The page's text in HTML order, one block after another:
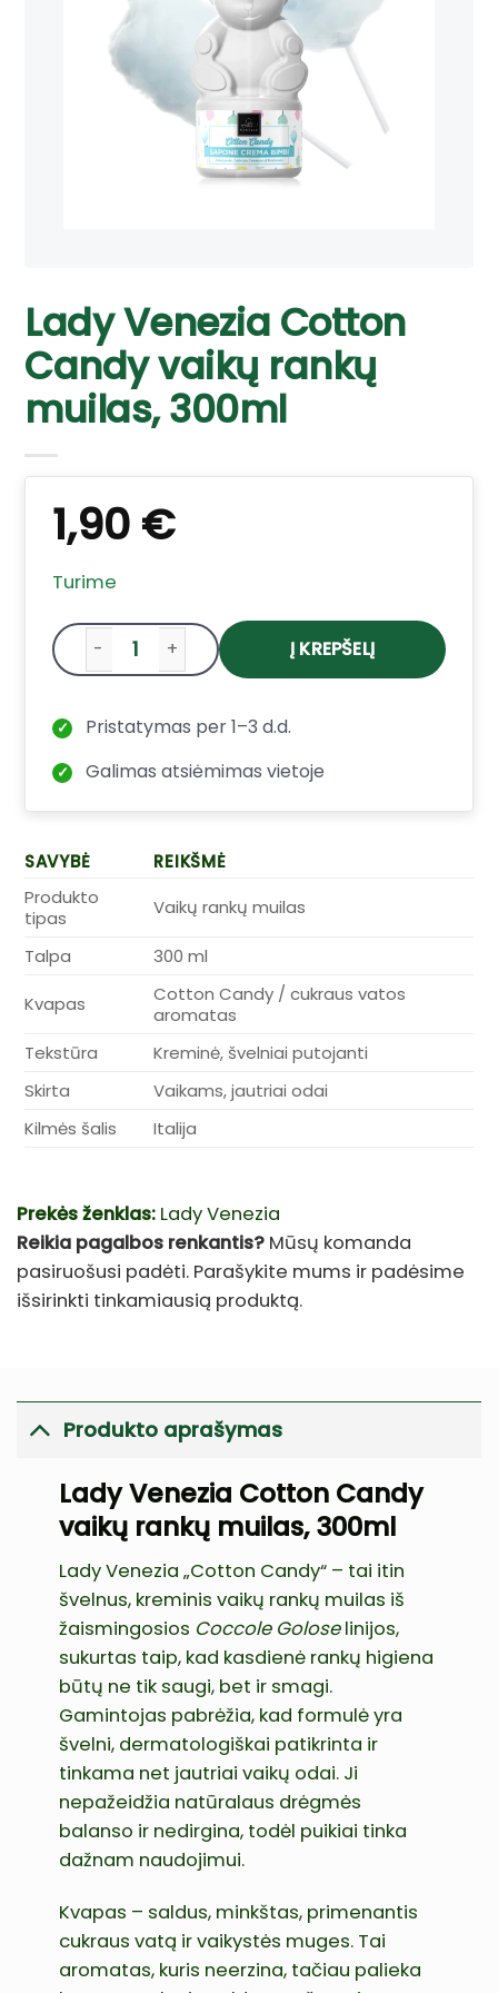
Lady Venezia Cotton
Candy vaikų rankų
muilas, 300ml
1,90 €
Turime
produkto kiekis: Lady Venezia Cotton
Į KREPŠELĮ
✓ Pristatymas per 1–3 d.d.
✓ Galimas atsiėmimas vietoje
SAVYBĖ
REIKŠMĖ
Produkto
tipas
Vaikų rankų muilas
Talpa 300 ml
Kvapas
Cotton Candy / cukraus vatos
aromatas
Tekstūra
Kreminė, švelniai putojanti
Skirta
Vaikams, jautriai odai
Kilmės šalis
Italija
Prekės ženklas: Lady Venezia
Reikia pagalbos renkantis? Mūsų komanda
pasiruošusi padėti. Parašykite mums ir padėsime
išsirinkti tinkamiausią produktą.
Produkto aprašymas
Lady Venezia Cotton Candy
vaikų rankų muilas, 300ml
Lady Venezia „Cotton Candy“ – tai itin
švelnus, kreminis vaikų rankų muilas iš
žaismingosios Coccole Goloselinijos,
sukurtas taip, kad kasdienė rankų higiena
būtų ne tik saugi, bet ir smagi.
Gamintojas pabrėžia, kad formulė yra
švelni, dermatologiškai patikrinta ir
tinkama net jautriai vaikų odai. Ji
nepažeidžia natūralaus drėgmės
balanso ir nedirgina, todėl puikiai tinka
dažnam naudojimui.
Kvapas – saldus, minkštas, primenantis
cukraus vatą ir vaikystės muges. Tai
aromatas, kuris neerzina, tačiau palieka